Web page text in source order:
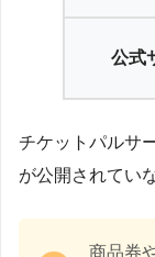
公式
チケットパルサ
が公開されてい
商品券